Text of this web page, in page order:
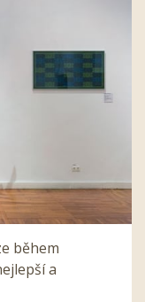
během
a